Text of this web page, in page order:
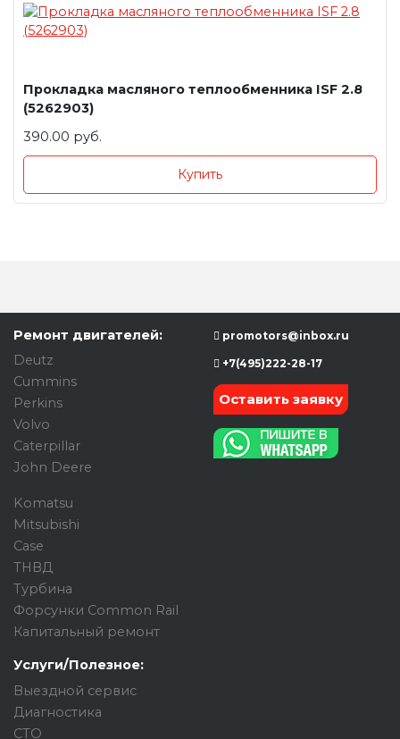
Прокладка масляного теплообменника ISF 2.8
(5262903)
390.00 руб.
Купить
Ремонт двигателей:
Deutz
Cummins
Perkins
Volvo
Caterpillar
John Deere
Komatsu
Mitsubishi
Case
ТНВД
Турбина
Форсунки Common Rail
Капитальный ремонт
Услуги/Полезное:
Выездной сервис
Диагностика
СТО
promotors@inbox.ru
+7(495)222-28-17
Оставить заявку